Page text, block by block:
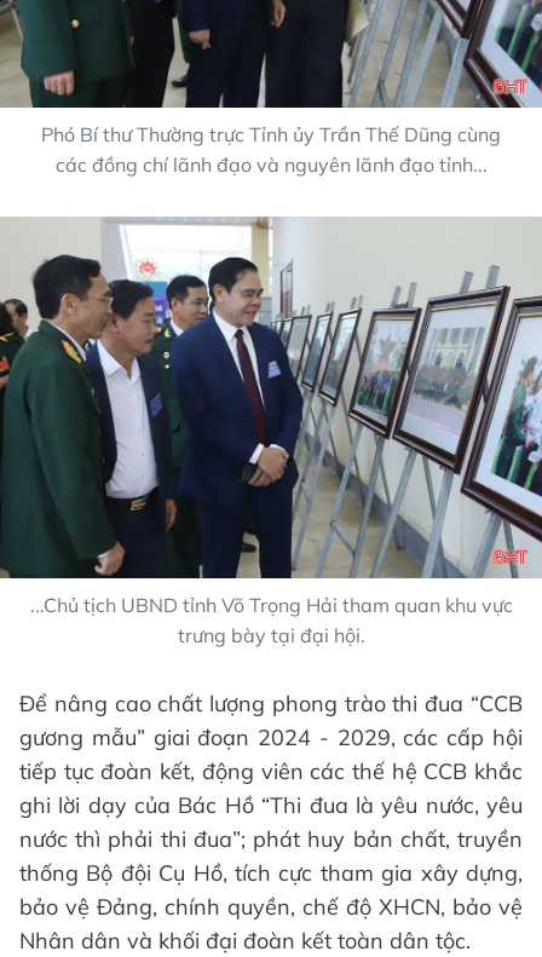
Phó Bí thư Thường trực Tỉnh ủy Trần Thế Dũng cùng
các đồng chí lãnh đạo và nguyên lãnh đạo tỉnh...
...Chủ tịch UBND tỉnh Võ Trọng Hải tham quan khu vực
trưng bày tại đại hội.
Để nâng cao chất lượng phong trào thi đua “CCB
gương mẫu” giai đoạn 2024 - 2029, các cấp hội
tiếp tục đoàn kết, động viên các thế hệ CCB khắc
ghi lời dạy của Bác Hồ “Thi đua là yêu nước, yêu
nước thì phải thi đua”; phát huy bản chất, truyền
thống Bộ đội Cụ Hồ, tích cực tham gia xây dựng,
bảo vệ Đảng, chính quyền, chế độ XHCN, bảo vệ
Nhân dân và khối đại đoàn kết toàn dân tộc.